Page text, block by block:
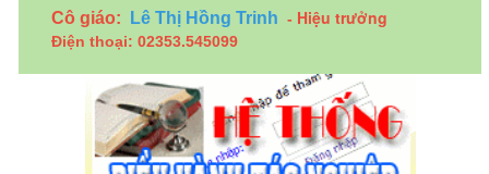
Cô giáo: Lê Thị Hồng Trinh - Hiệu trưởng
Điện thoại: 02353.545099